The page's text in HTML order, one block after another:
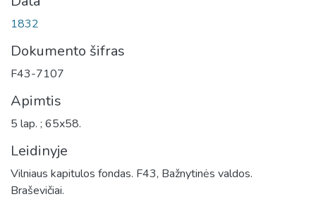
1832
Dokumento šifras
F43-7107
Apimtis
5 lap. ; 65x58.
Leidinyje
Vilniaus kapitulos fondas. F43, Bažnytinės valdos.
Braševičiai.